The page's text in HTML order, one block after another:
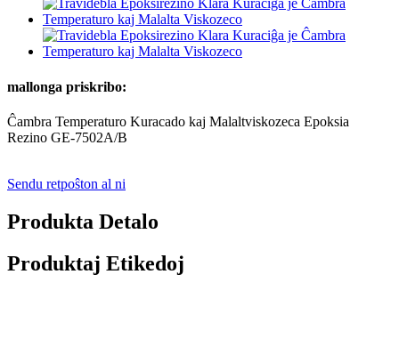
mallonga priskribo:
Ĉambra Temperaturo Kuracado kaj Malaltviskozeca Epoksia
Rezino GE-7502A/B
Sendu retpoŝton al ni
Produkta Detalo
Produktaj Etikedoj